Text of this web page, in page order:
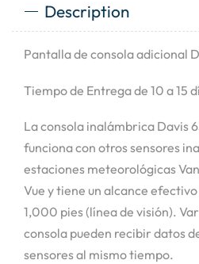
Description
Pantalla de consola adicional
Tiempo de Entrega de 10 a 15
La consola inalámbrica Davis
funciona con otros sensores
estaciones meteorológicas
Vue y tiene un alcance
1,000 pies (línea de visión).
consola pueden recibir datos
sensores al mismo tiempo.